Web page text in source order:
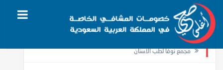
الرئيسية
مجمع نوفا لطب الأسنان